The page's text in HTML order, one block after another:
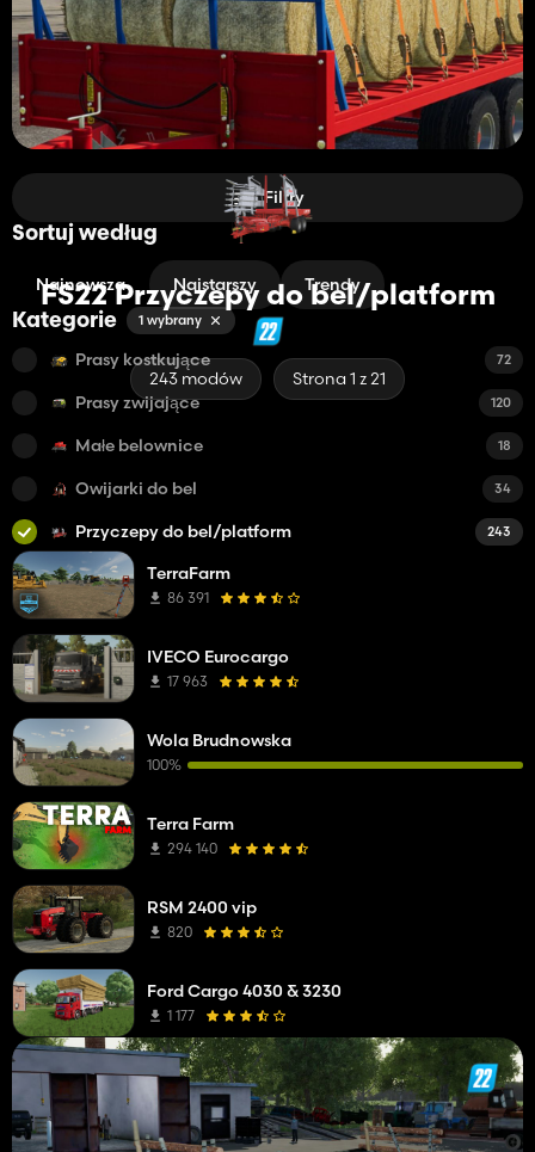
FS22 Przyczepy do bel/platform
243 modów Strona 1 z 21
Filtry
Sortuj według
Najnowsza Najstarszy Trendy
Kategorie 1 wybrany
Prasy kostkujące 72
Prasy zwijające 120
Małe belownice 18
Owijarki do bel 34
Przyczepy do bel/platform 243
TerraFarm
86 391
IVECO Eurocargo
17 963
Wola Brudnowska
100%
Terra Farm
294 140
RSM 2400 vip
820
Ford Cargo 4030 & 3230
1 177